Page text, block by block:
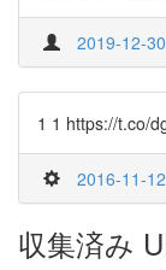
2019-12-
1 1 https://t.co/
2016-11-
収集済み